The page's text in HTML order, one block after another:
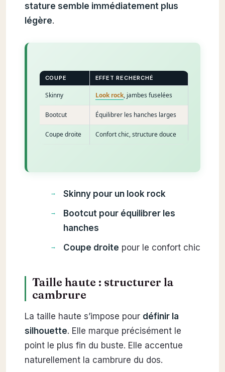
stature semble immédiatement plus
légère.
COUPE EFFET RECHERCHÉ
Skinny Look rock, jambes fuselées
Bootcut Équilibrer les hanches larges
Coupe droite Confort chic, structure douce
Skinny pour un look rock
Bootcut pour équilibrer les
hanches
Coupe droite pour le confort chic
Taille haute : structurer la
cambrure
La taille haute s’impose pour définir la
silhouette. Elle marque précisément le
point le plus fin du buste. Elle accentue
naturellement la cambrure du dos.